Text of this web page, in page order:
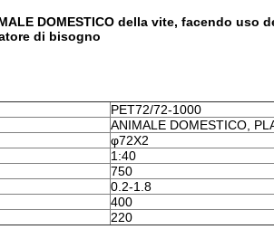
DOMESTICO della vite, facendo uso
di bisogno
PET72/72-1000
ANIMALE DOMESTICO,
φ72X2
1:40
750
0.2-1.8
400
220